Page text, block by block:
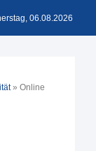
06.08.2026
» Online